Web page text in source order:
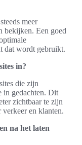
meer
bekijken. Een goed
dat wordt gebruikt.
in?
die zijn
in gedachten. Dit
zichtbaar te zijn
en klanten.
na het laten